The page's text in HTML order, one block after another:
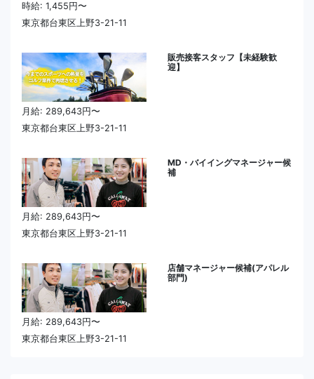
時給: 1,455円〜
東京都台東区上野3-21-11
販売接客スタッフ【未経験歓
迎】
月給: 289,643円〜
東京都台東区上野3-21-11
MD・バイイングマネージャー候
補
月給: 289,643円〜
東京都台東区上野3-21-11
店舗マネージャー候補(アパレル
部門)
月給: 289,643円〜
東京都台東区上野3-21-11